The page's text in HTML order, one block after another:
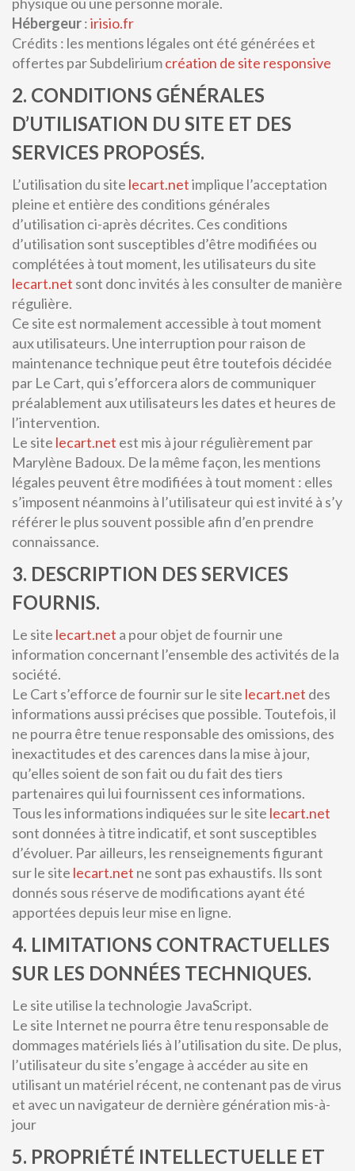
Hébergeur:irisio.fr
Crédits : les mentions légales ont été générées et
offertes par Subdeliriumcréation de site responsive
2. CONDITIONS GÉNÉRALES
D’UTILISATION DU SITE ET DES
SERVICES PROPOSÉS.
L’utilisation du site lecart.netimplique l’acceptation
pleine et entière des conditions générales
d’utilisation ci-après décrites. Ces conditions
d’utilisation sont susceptibles d’être modifiées ou
complétées à tout moment, les utilisateurs du site
lecart.net sont donc invités à les consulter de manière
régulière.
Ce site est normalement accessible à tout moment
aux utilisateurs. Une interruption pour raison de
maintenance technique peut être toutefois décidée
par Le Cart, qui s’efforcera alors de communiquer
préalablement aux utilisateurs les dates et heures de
l’intervention.
Le site lecart.net est mis à jour régulièrement par
Marylène Badoux. De la même façon, les mentions
légales peuvent être modifiées à tout moment : elles
s’imposent néanmoins à l’utilisateur qui est invité à s’y
référer le plus souvent possible afin d’en prendre
connaissance.
3. DESCRIPTION DES SERVICES
FOURNIS.
Le site lecart.net a pour objet de fournir une
information concernant l’ensemble des activités de la
société.
Le Cart s’efforce de fournir sur le site lecart.net des
informations aussi précises que possible. Toutefois, il
ne pourra être tenue responsable des omissions, des
inexactitudes et des carences dans la mise à jour,
qu’elles soient de son fait ou du fait des tiers
partenaires qui lui fournissent ces informations.
Tous les informations indiquées sur le site lecart.net
sont données à titre indicatif, et sont susceptibles
d’évoluer. Par ailleurs, les renseignements figurant
sur le site lecart.net ne sont pas exhaustifs. Ils sont
donnés sous réserve de modifications ayant été
apportées depuis leur mise en ligne.
4. LIMITATIONS CONTRACTUELLES
SUR LES DONNÉES TECHNIQUES.
Le site utilise la technologie JavaScript.
Le site Internet ne pourra être tenu responsable de
dommages matériels liés à l’utilisation du site. De plus,
l’utilisateur du site s’engage à accéder au site en
utilisant un matériel récent, ne contenant pas de virus
et avec un navigateur de dernière génération mis-à-
jour
5. PROPRIÉTÉ INTELLECTUELLE ET